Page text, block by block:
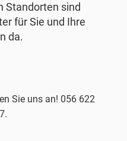
Standorten sind
für Sie und Ihre
da.
Sie uns an! 056 622